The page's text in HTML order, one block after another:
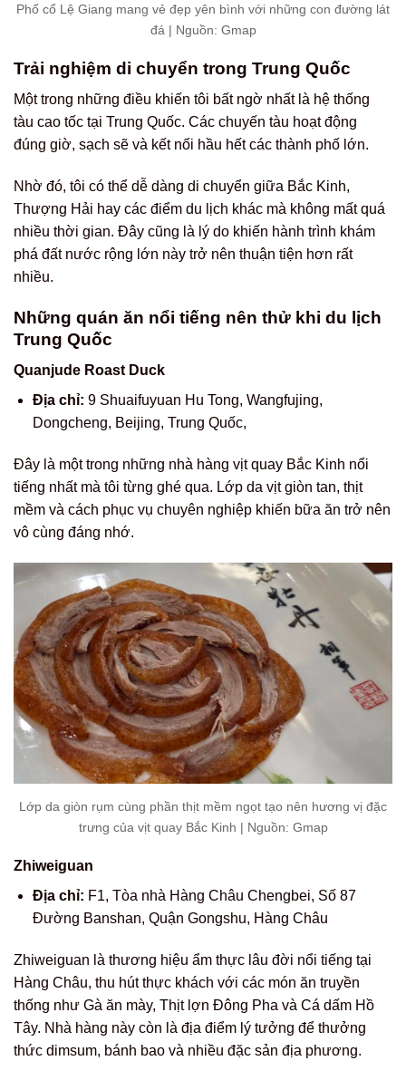
Phố cổ Lệ Giang mang vẻ đẹp yên bình với những con đường lát
đá | Nguồn: Gmap
Trải nghiệm di chuyển trong Trung Quốc
Một trong những điều khiến tôi bất ngờ nhất là hệ thống
tàu cao tốc tại Trung Quốc. Các chuyến tàu hoạt động
đúng giờ, sạch sẽ và kết nối hầu hết các thành phố lớn.
Nhờ đó, tôi có thể dễ dàng di chuyển giữa Bắc Kinh,
Thượng Hải hay các điểm du lịch khác mà không mất quá
nhiều thời gian. Đây cũng là lý do khiến hành trình khám
phá đất nước rộng lớn này trở nên thuận tiện hơn rất
nhiều.
Những quán ăn nổi tiếng nên thử khi du lịch
Trung Quốc
Quanjude Roast Duck
Địa chỉ: 9 Shuaifuyuan Hu Tong, Wangfujing,
Dongcheng, Beijing, Trung Quốc,
Đây là một trong những nhà hàng vịt quay Bắc Kinh nổi
tiếng nhất mà tôi từng ghé qua. Lớp da vịt giòn tan, thịt
mềm và cách phục vụ chuyên nghiệp khiến bữa ăn trở nên
vô cùng đáng nhớ.
Lớp da giòn rụm cùng phần thịt mềm ngọt tạo nên hương vị đặc
trưng của vịt quay Bắc Kinh | Nguồn: Gmap
Zhiweiguan
Địa chỉ: F1, Tòa nhà Hàng Châu Chengbei, Số 87
Đường Banshan, Quận Gongshu, Hàng Châu
Zhiweiguan là thương hiệu ẩm thực lâu đời nổi tiếng tại
Hàng Châu, thu hút thực khách với các món ăn truyền
thống như Gà ăn mày, Thịt lợn Đông Pha và Cá dấm Hồ
Tây. Nhà hàng này còn là địa điểm lý tưởng để thưởng
thức dimsum, bánh bao và nhiều đặc sản địa phương.